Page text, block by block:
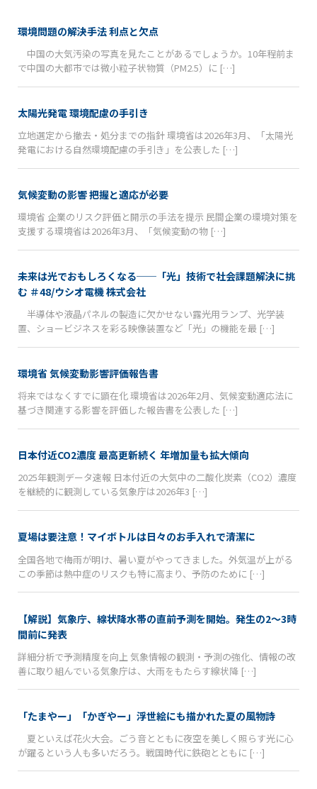
環境問題の解決手法 利点と欠点
中国の大気汚染の写真を見たことがあるでしょうか。10年程前ま
で中国の大都市では微小粒子状物質（PM2.5）に […]
太陽光発電 環境配慮の手引き
立地選定から撤去・処分までの指針 環境省は2026年3月、「太陽光
発電における自然環境配慮の手引き」を公表した […]
気候変動の影響 把握と適応が必要
環境省 企業のリスク評価と開示の手法を提示 民間企業の環境対策を
支援する環境省は2026年3月、「気候変動の物 […]
未来は光でおもしろくなる──「光」技術で社会課題解決に挑
む ＃48/ウシオ電機 株式会社
半導体や液晶パネルの製造に欠かせない露光用ランプ、光学装
置、ショービジネスを彩る映像装置など「光」の機能を最 […]
環境省 気候変動影響評価報告書
将来ではなくすでに顕在化 環境省は2026年2月、気候変動適応法に
基づき関連する影響を評価した報告書を公表した […]
日本付近CO2濃度 最高更新続く 年増加量も拡大傾向
2025年観測データ速報 日本付近の大気中の二酸化炭素（CO2）濃度
を継続的に観測している気象庁は2026年3 […]
夏場は要注意！マイボトルは日々のお手入れで清潔に
全国各地で梅雨が明け、暑い夏がやってきました。外気温が上がる
この季節は熱中症のリスクも特に高まり、予防のために […]
【解説】気象庁、線状降水帯の直前予測を開始。発生の2〜3時
間前に発表
詳細分析で予測精度を向上 気象情報の観測・予測の強化、情報の改
善に取り組んでいる気象庁は、大雨をもたらす線状降 […]
「たまやー」「かぎやー」浮世絵にも描かれた夏の風物詩
夏といえば花火大会。ごう音とともに夜空を美しく照らす光に心
が躍るという人も多いだろう。戦国時代に鉄砲とともに […]